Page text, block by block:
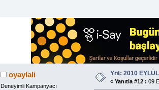
oyaylali
Deneyimli Kampanyacı
Ynt: 2010
« Yanıtla #12 : 09